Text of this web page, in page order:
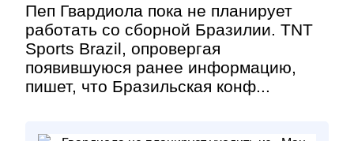
Пеп Гвардиола пока не планирует
работать со сборной Бразилии. TNT
Sports Brazil, опровергая
появившуюся ранее информацию,
пишет, что Бразильская конф...